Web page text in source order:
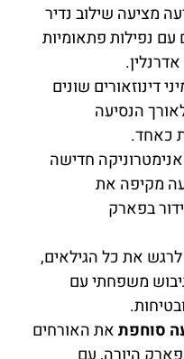
מציעה שילוב נדיר
עם נפילות פתאומיות
דינוזאורים שונים
הנסיעה
כאחד.
חדישה
מקיפה את
בפארק
לרגש את כל הגילאים,
משפחתי עם
סוחפתאת האורחים